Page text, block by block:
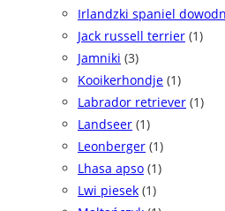
Irlandzki spaniel
Jack russell terrier (1)
Jamniki (3)
Kooikerhondje (1)
Labrador retriever (1)
Landseer (1)
Leonberger (1)
Lhasa apso (1)
Lwi piesek (1)